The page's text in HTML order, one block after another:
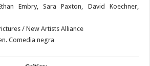
Embry, Sara Paxton, David Koechner,
/ New Artists Alliance
Comedia negra